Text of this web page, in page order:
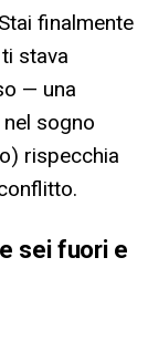
finalmente
stava
— una
sogno
rispecchia
sei fuori e